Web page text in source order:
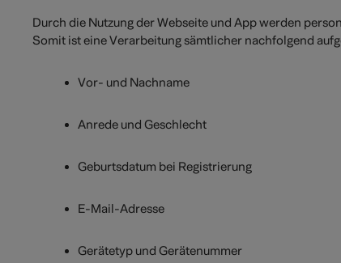
Durch die Nutzung der Webseite und App werden
Somit ist eine Verarbeitung sämtlicher nachfolgend
Vor- und Nachname
Anrede und Geschlecht
Geburtsdatum bei Registrierung
E-Mail-Adresse
Gerätetyp und Gerätenummer